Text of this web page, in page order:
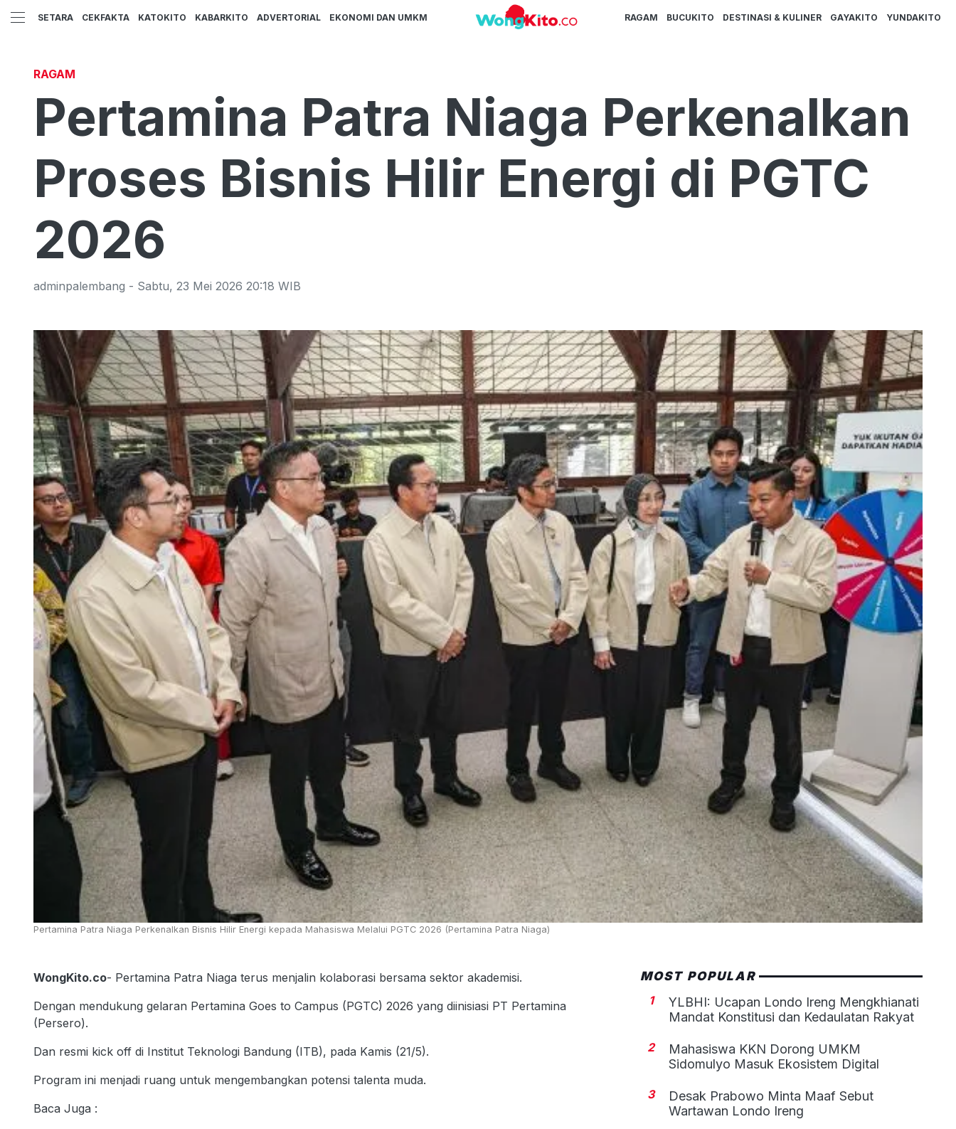
SETARA CEKFAKTA KATOKITO KABARKITO ADVERTORIAL EKONOMI DAN UMKM RAGAM BUCUKITO DESTINASI & KULINER GAYAKITO YUNDAKITO
RAGAM
Pertamina Patra Niaga Perkenalkan
Proses Bisnis Hilir Energi di PGTC
2026
adminpalembang - Sabtu, 23 Mei 2026 20:18 WIB
Pertamina Patra Niaga Perkenalkan Bisnis Hilir Energi kepada Mahasiswa Melalui PGTC 2026 (Pertamina Patra Niaga)
WongKito.co- Pertamina Patra Niaga terus menjalin kolaborasi bersama sektor akademisi.
Dengan mendukung gelaran Pertamina Goes to Campus (PGTC) 2026 yang diinisiasi PT Pertamina
(Persero).
Dan resmi kick off di Institut Teknologi Bandung (ITB), pada Kamis (21/5).
Program ini menjadi ruang untuk mengembangkan potensi talenta muda.
Baca Juga :
MOST POPULAR
1
YLBHI: Ucapan Londo Ireng Mengkhianati
Mandat Konstitusi dan Kedaulatan Rakyat
2
Mahasiswa KKN Dorong UMKM
Sidomulyo Masuk Ekosistem Digital
3
Desak Prabowo Minta Maaf Sebut
Wartawan Londo Ireng